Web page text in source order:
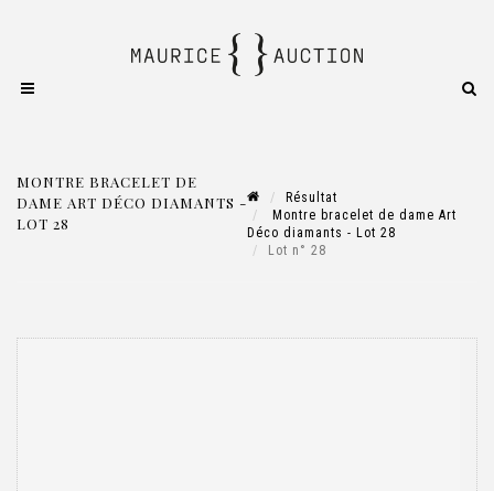
MONTRE BRACELET DE
DAME ART DÉCO DIAMANTS -
LOT 28
Résultat
Montre bracelet de dame Art
Déco diamants - Lot 28
Lot n° 28